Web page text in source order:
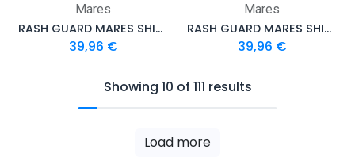
Mares
RASH GUARD MARES SHIELD MANCHES COURTES FEMME
39,96 €
Mares
RASH GUARD MARES SHIELD MANCHES COURTES HOMME
39,96 €
Showing 10 of 111 results
Load more